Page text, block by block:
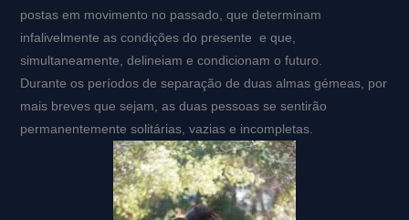
postas em movimento no passado, que determinam
infalivelmente as condições do presente e que,
simultaneamente, delineiam e condicionam o futuro.
Durante os períodos de separação de duas almas gémeas, por
mais breves que sejam, as duas pessoas se sentirão
permanentemente solitárias, vazias e incompletas.